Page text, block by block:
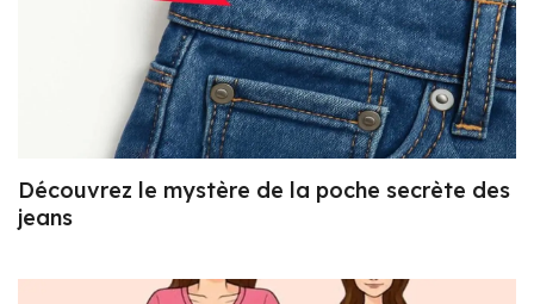
Découvrez le mystère de la poche secrète des
jeans